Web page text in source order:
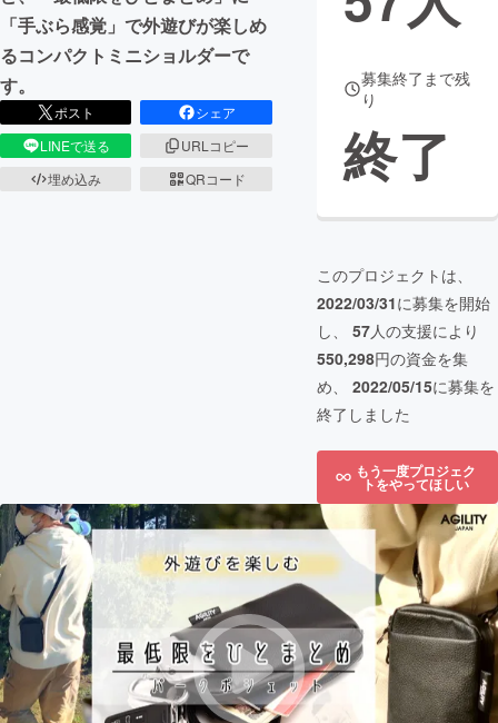
「手ぶら感覚」で外遊びが楽しめ
るコンパクトミニショルダーで
す。
ポスト
シェア
LINEで送る
URLコピー
埋め込み
QRコード
募集終了まで残
り
終了
このプロジェクトは、
2022/03/31に募集を開始
し、 57人の支援により
550,298円の資金を集
め、 2022/05/15に募集を
終了しました
もう一度プロジェク
トをやってほしい